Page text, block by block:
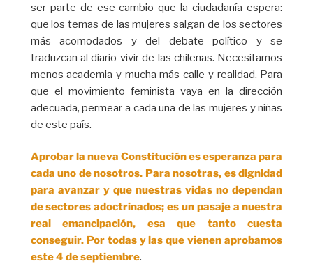
ser parte de ese cambio que la ciudadanía espera:
que los temas de las mujeres salgan de los sectores
más acomodados y del debate político y se
traduzcan al diario vivir de las chilenas. Necesitamos
menos academia y mucha más calle y realidad. Para
que el movimiento feminista vaya en la dirección
adecuada, permear a cada una de las mujeres y niñas
de este país.
Aprobar la nueva Constitución es esperanza para
cada uno de nosotros. Para nosotras, es dignidad
para avanzar y que nuestras vidas no dependan
de sectores adoctrinados; es un pasaje a nuestra
real emancipación, esa que tanto cuesta
conseguir. Por todas y las que vienen aprobamos
este 4 de septiembre.